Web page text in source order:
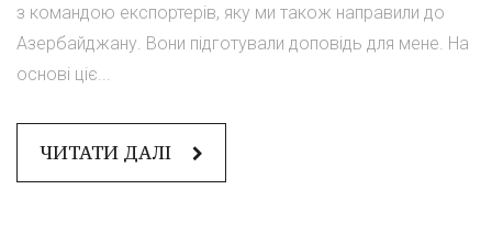
з командою експортерів, яку ми також направили до
Азербайджану. Вони підготували доповідь для мене. На
основі ціє...
ЧИТАТИ ДАЛІ